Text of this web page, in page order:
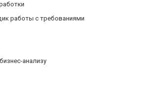
работы с требованиями
анализу